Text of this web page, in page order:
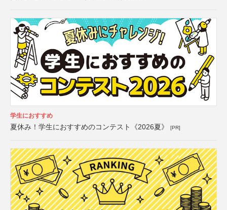
学生におすすめ
夏休み！学生におすすめのコンテスト《2026夏》 [PR]